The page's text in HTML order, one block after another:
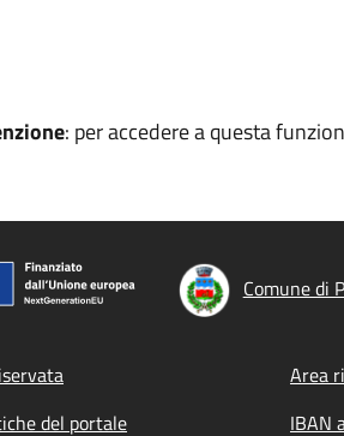
: per accedere a questa
Comune di
menu Area
del portale
IBAN